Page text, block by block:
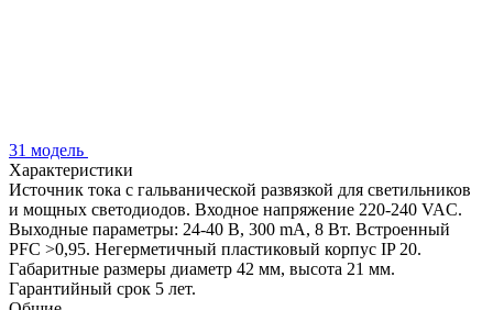
31 модель
Характеристики
Источник тока с гальванической развязкой для светильников
и мощных светодиодов. Входное напряжение 220-240 VAC.
Выходные параметры: 24-40 В, 300 mА, 8 Вт. Встроенный
PFC >0,95. Негерметичный пластиковый корпус IP 20.
Габаритные размеры диаметр 42 мм, высота 21 мм.
Гарантийный срок 5 лет.